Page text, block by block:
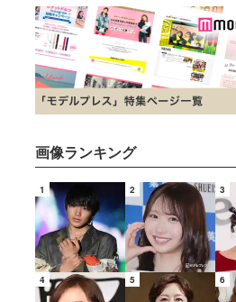
画像ランキング
1 2 3
4 5 6